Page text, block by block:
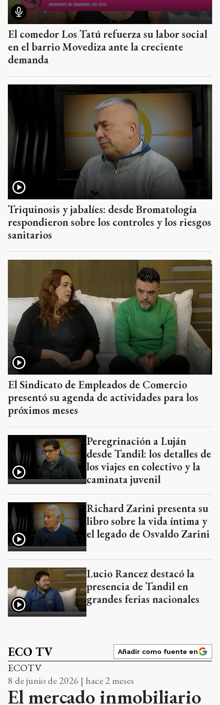
El comedor Los Tatú refuerza su labor social
en el barrio Movediza ante la creciente
demanda
Triquinosis y jabalíes: desde Bromatología
respondieron sobre los controles y los riesgos
sanitarios
El Sindicato de Empleados de Comercio
presentó su agenda de actividades para los
próximos meses
Peregrinación a Luján
desde Tandil: los detalles de
los viajes en colectivo y la
caminata juvenil
Richard Zarini presenta su
libro sobre la vida íntima y
el legado de Osvaldo Zarini
Lucio Rancez destacó la
presencia de Tandil en
grandes ferias nacionales
ECO TV Añadir como fuente en
ECOTV
8 de junio de 2026 | hace 2 meses
El mercado inmobiliario